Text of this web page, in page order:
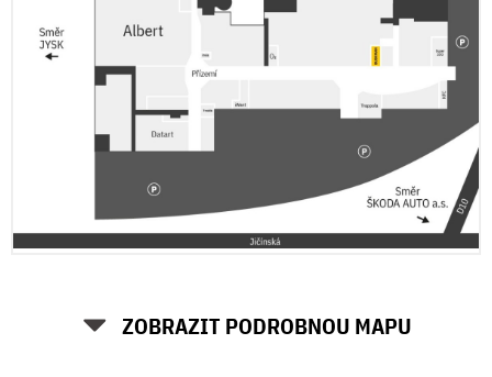
ZOBRAZIT PODROBNOU MAPU